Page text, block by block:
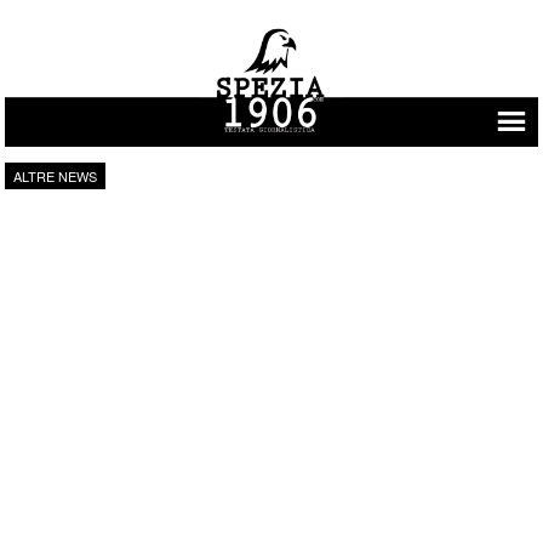
Vai al contenuto
ALTRE NEWS